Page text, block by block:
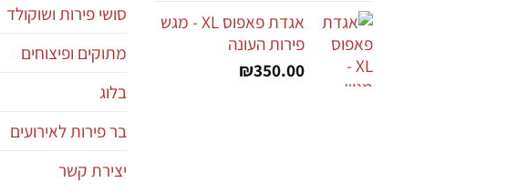
אגדת פאפוס XL - מגש
פירות העונה
₪350.00
סושי פירות ושוקולד
מתוקים ופיצוחים
בלוג
בר פירות לאירועים
יצירת קשר